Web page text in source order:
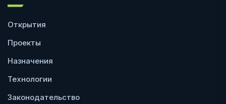
Открытия
Проекты
Назначения
Технологии
Законодательство